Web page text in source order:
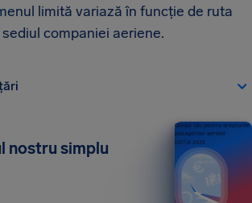
limită variază în funcție de ruta
companiei aeriene.
nostru simplu
Ghidul tău pentru drepturile
pasagerilor aerieni
EDIȚIA 2026